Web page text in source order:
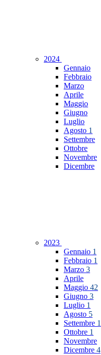
2024
Gennaio
Febbraio
Marzo
Aprile
Maggio
Giugno
Luglio
Agosto 1
Settembre
Ottobre
Novembre
Dicembre
2023
Gennaio 1
Febbraio 1
Marzo 3
Aprile
Maggio 42
Giugno 3
Luglio 1
Agosto 5
Settembre 1
Ottobre 1
Novembre
Dicembre 4